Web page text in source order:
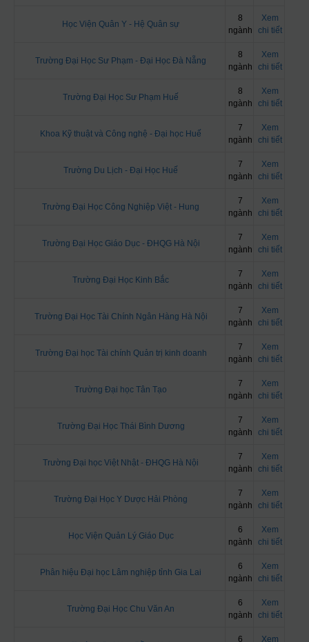
Học Viện Quân Y - Hệ Quân sự
8
ngành
Xem
chi tiết
Trường Đại Học Sư Phạm - Đại Học Đà Nẵng
8
ngành
Xem
chi tiết
Trường Đại Học Sư Phạm Huế
8
ngành
Xem
chi tiết
Khoa Kỹ thuật và Công nghệ - Đại học Huế
7
ngành
Xem
chi tiết
Trường Du Lịch - Đại Học Huế
7
ngành
Xem
chi tiết
Trường Đại Học Công Nghiệp Việt - Hung
7
ngành
Xem
chi tiết
Trường Đại Học Giáo Dục - ĐHQG Hà Nội
7
ngành
Xem
chi tiết
Trường Đại Học Kinh Bắc
7
ngành
Xem
chi tiết
Trường Đại Học Tài Chính Ngân Hàng Hà Nội
7
ngành
Xem
chi tiết
Trường Đại học Tài chính Quản trị kinh doanh
7
ngành
Xem
chi tiết
Trường Đại học Tân Tạo
7
ngành
Xem
chi tiết
Trường Đại Học Thái Bình Dương
7
ngành
Xem
chi tiết
Trường Đại học Việt Nhật - ĐHQG Hà Nội
7
ngành
Xem
chi tiết
Trường Đại Học Y Dược Hải Phòng
7
ngành
Xem
chi tiết
Học Viện Quản Lý Giáo Dục
6
ngành
Xem
chi tiết
Phân hiệu Đại học Lâm nghiệp tỉnh Gia Lai
6
ngành
Xem
chi tiết
Trường Đại Học Chu Văn An
6
ngành
Xem
chi tiết
6
Xem